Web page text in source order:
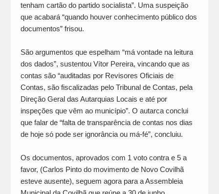
tenham cartão do partido socialista”. Uma suspeição
que acabará “quando houver conhecimento público dos
documentos” frisou.
São argumentos que espelham “má vontade na leitura
dos dados”, sustentou Vítor Pereira, vincando que as
contas são “auditadas por Revisores Oficiais de
Contas, são fiscalizadas pelo Tribunal de Contas, pela
Direção Geral das Autarquias Locais e até por
inspeções que vêm ao município”. O autarca conclui
que falar de “falta de transparência de contas nos dias
de hoje só pode ser ignorância ou má-fé”, concluiu.
Os documentos, aprovados com 1 voto contra e 5 a
favor, (Carlos Pinto do movimento de Novo Covilhã
esteve ausente), seguem agora para a Assembleia